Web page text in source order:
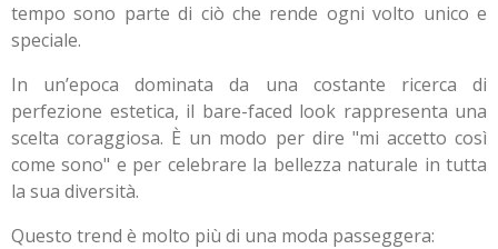
tempo sono parte di ciò che rende ogni volto unico e
speciale.
In un’epoca dominata da una costante ricerca di
perfezione estetica, il bare-faced look rappresenta una
scelta coraggiosa. È un modo per dire "mi accetto così
come sono" e per celebrare la bellezza naturale in tutta
la sua diversità.
Questo trend è molto più di una moda passeggera: